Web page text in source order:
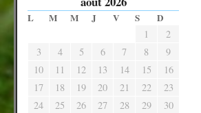
L M M J V S D
1
2
3
4 5 6 7 8
9
10
11 12 13 14 15
16
17
18 19 20 21 22
23
24
25 26 27 28 29
30